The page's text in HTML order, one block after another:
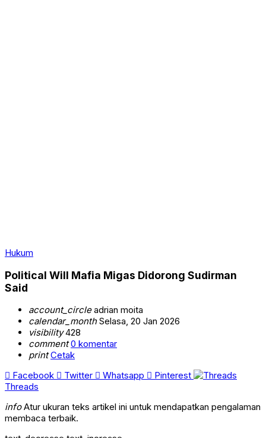
Hukum
Political Will Mafia Migas Didorong Sudirman
Said
account_circleadrian moita
calendar_monthSelasa, 20 Jan 2026
visibility428
comment 0 komentar
print Cetak
Facebook
Twitter Whatsapp
Pinterest
Threads
infoAtur ukuran teks artikel ini untuk mendapatkan pengalaman
membaca terbaik.